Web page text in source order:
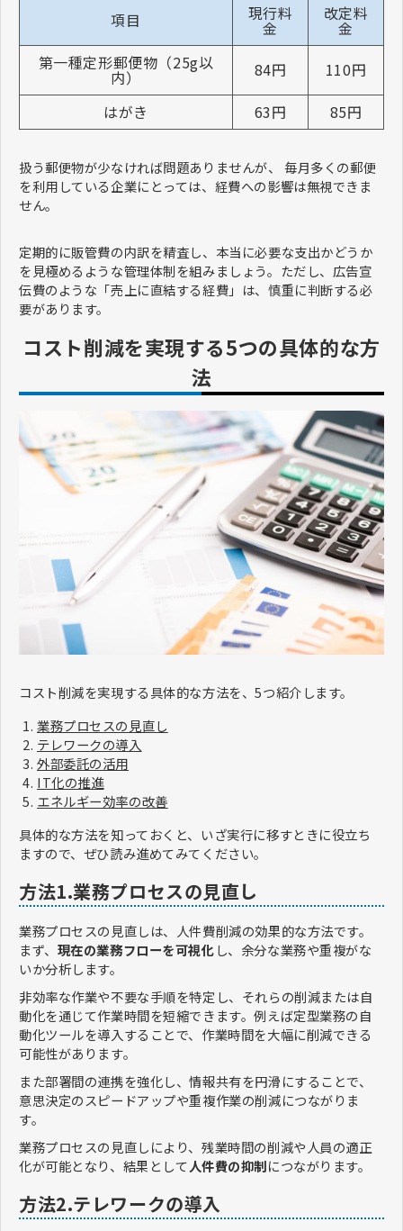
項目 現行料
金
改定料
金
第一種定形郵便物（25g以
内） 84円
110円
はがき
63円 85円
扱う郵便物が少なければ問題ありませんが、 毎月多くの郵便
を利用している企業にとっては、経費への影響は無視できま
せん。
定期的に販管費の内訳を精査し、本当に必要な支出かどうか
を見極めるような管理体制を組みましょう。ただし、広告宣
伝費のような「売上に直結する経費」は、慎重に判断する必
要があります。
コスト削減を実現する5つの具体的な方
法
コスト削減を実現する具体的な方法を、5つ紹介します。
業務プロセスの見直し
テレワークの導入
外部委託の活用
IT化の推進
エネルギー効率の改善
具体的な方法を知っておくと、いざ実行に移すときに役立ち
ますので、ぜひ読み進めてみてください。
方法1.業務プロセスの見直し
業務プロセスの見直しは、人件費削減の効果的な方法です。
まず、 現在の業務フローを可視化し、余分な業務や重複がな
いか分析します。
非効率な作業や不要な手順を特定し、それらの削減または自
動化を通じて作業時間を短縮できます。例えば定型業務の自
動化ツールを導入することで、作業時間を大幅に削減できる
可能性があります。
また部署間の連携を強化し、情報共有を円滑にすることで、
意思決定のスピードアップや重複作業の削減につながりま
す。
業務プロセスの見直しにより、残業時間の削減や人員の適正
化が可能となり、結果として人件費の抑制につながります。
方法2.テレワークの導入